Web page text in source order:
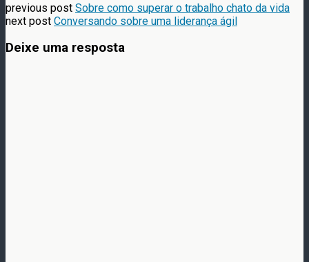
previous post Sobre como superar o trabalho chato da vida
next post Conversando sobre uma liderança ágil
Deixe uma resposta